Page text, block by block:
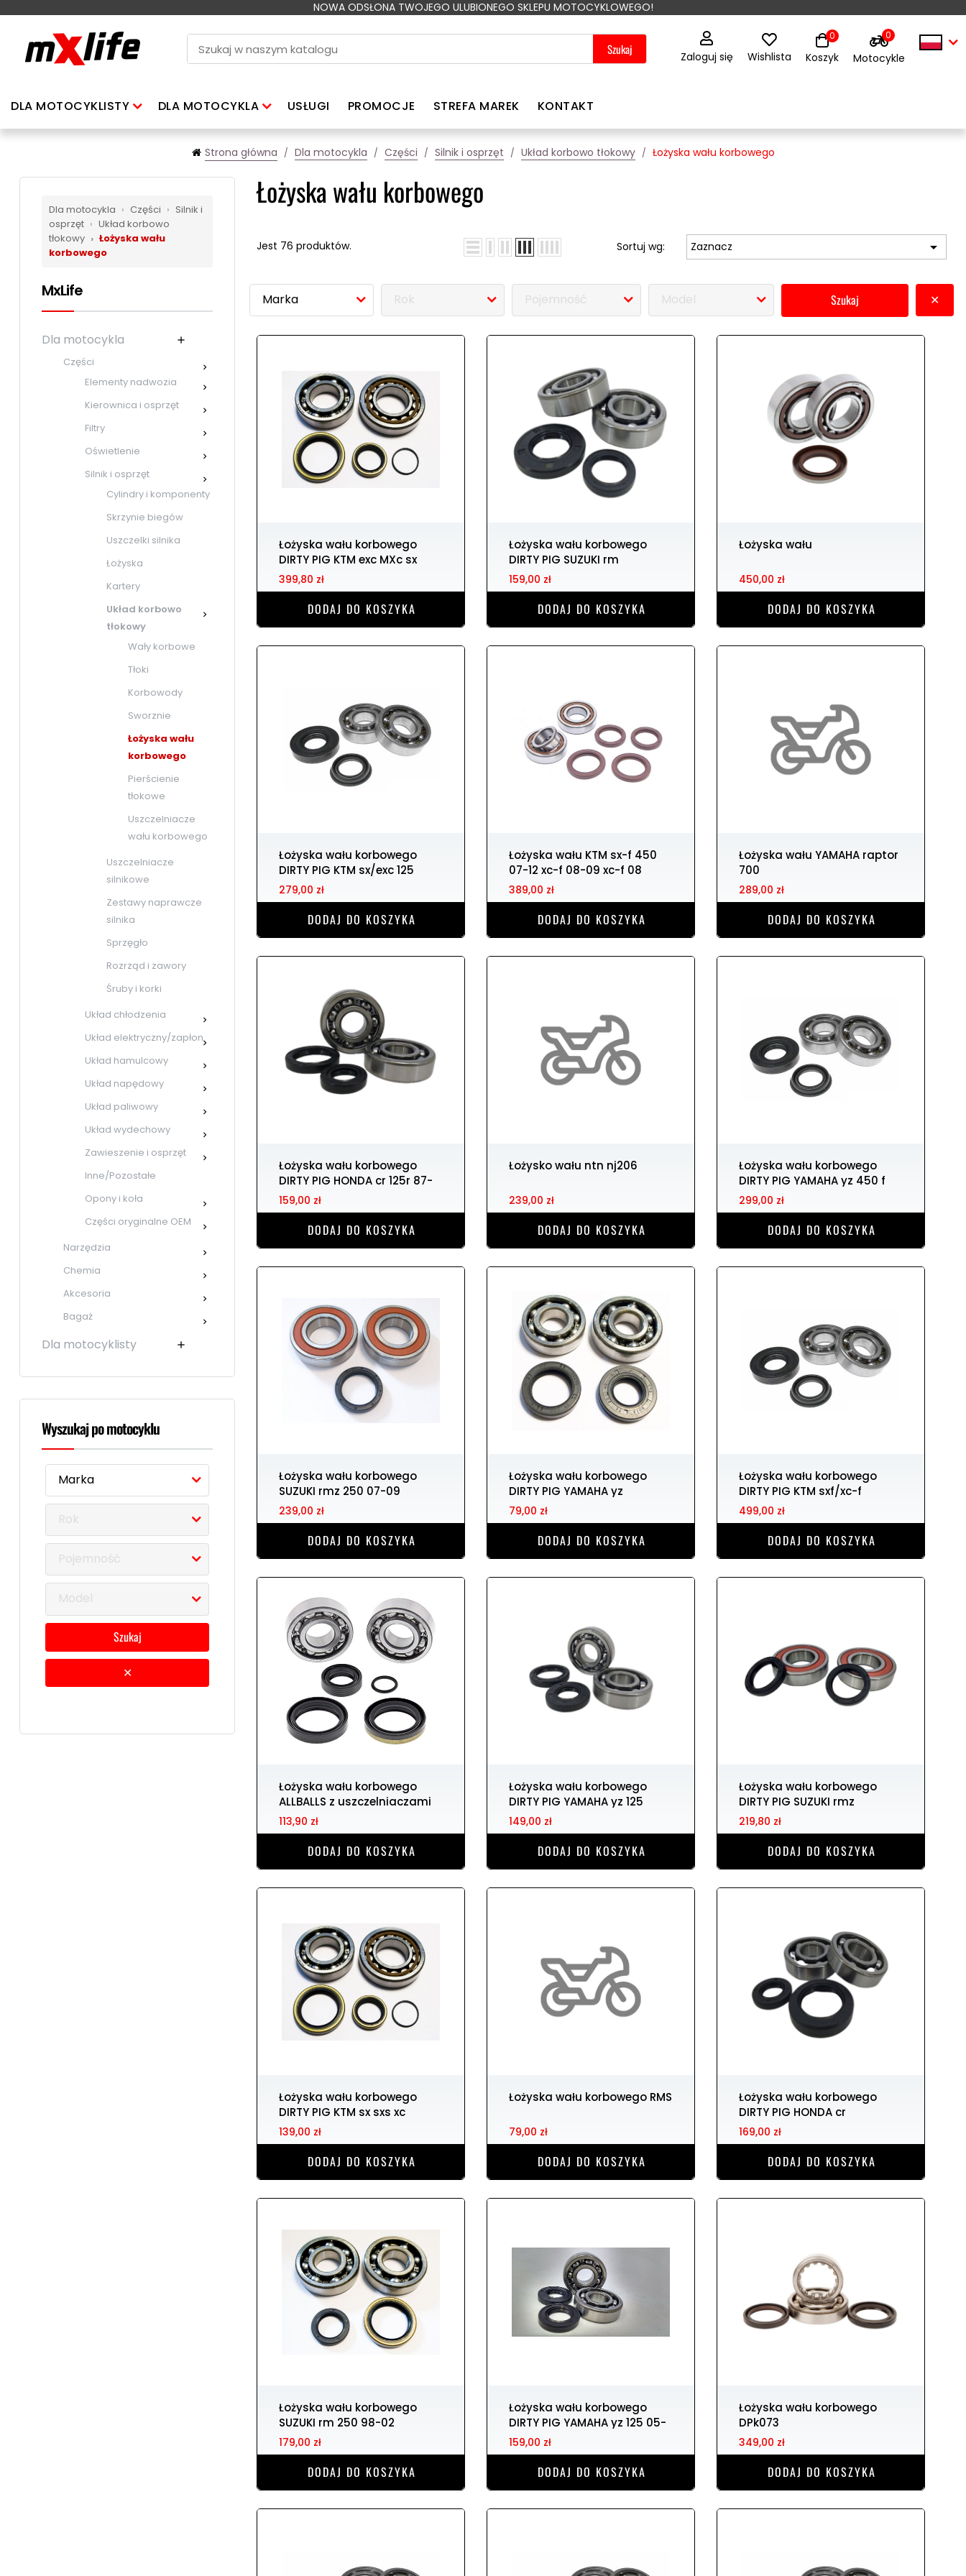
NOWA ODSŁONA TWOJEGO ULUBIONEGO SKLEPU MOTOCYKLOWEGO!
Szukaj Zaloguj się Wishlista Koszyk
0 0
Motocykle
DLA MOTOCYKLISTY DLA MOTOCYKLA USŁUGI PROMOCJE STREFA MAREK KONTAKT
Strona główna Dla motocykla Części Silnik i osprzęt Układ korbowo tłokowy Łożyska wału korbowego
Dla motocykla › Części › Silnik i
osprzęt › Układ korbowo
tłokowy › Łożyska wału
korbowego
MxLife
Dla motocykla 
Części 
Elementy nadwozia 
Kierownica i osprzęt 
Filtry 
Oświetlenie 
Silnik i osprzęt 
Cylindry i komponenty
Skrzynie biegów
Uszczelki silnika
Łożyska
Kartery
Układ korbowo
tłokowy

Wały korbowe
Tłoki
Korbowody
Sworznie
Łożyska wału
korbowego
Pierścienie
tłokowe
Uszczelniacze
wału korbowego
Uszczelniacze
silnikowe
Zestawy naprawcze
silnika
Sprzęgło
Rozrząd i zawory
Śruby i korki
Układ chłodzenia

Układ elektryczny/zapłon
Układ hamulcowy 
Układ napędowy 
Układ paliwowy 
Układ wydechowy 
Zawieszenie i osprzęt 
Inne/Pozostałe
Opony i koła

Części oryginalne OEM 
Narzędzia 
Chemia 
Akcesoria 
Bagaż 
Dla motocyklisty 
Wyszukaj po motocyklu
Marka
Rok
Pojemność
Model
szukaj
✕
Łożyska wału korbowego
Jest 76 produktów. Sortuj wg: Zaznacz 
Marka Rok Pojemność Model szukaj ✕
Łożyska wału korbowego
DIRTY PIG KTM exc MXc sx
399,80 zł
DODAJ DO KOSZYKA
Łożyska wału korbowego
DIRTY PIG SUZUKI rm
159,00 zł
DODAJ DO KOSZYKA
Łożyska wału
450,00 zł
DODAJ DO KOSZYKA
Łożyska wału korbowego
DIRTY PIG KTM sx/exc 125
279,00 zł
DODAJ DO KOSZYKA
Łożyska wału KTM sx-f 450
07-12 xc-f 08-09 xc-f 08
389,00 zł
DODAJ DO KOSZYKA
Łożyska wału YAMAHA raptor
700
289,00 zł
DODAJ DO KOSZYKA
Łożyska wału korbowego
DIRTY PIG HONDA cr 125r 87-
159,00 zł
DODAJ DO KOSZYKA
Łożysko wału ntn nj206
239,00 zł
DODAJ DO KOSZYKA
Łożyska wału korbowego
DIRTY PIG YAMAHA yz 450 f
299,00 zł
DODAJ DO KOSZYKA
Łożyska wału korbowego
SUZUKI rmz 250 07-09
239,00 zł
DODAJ DO KOSZYKA
Łożyska wału korbowego
DIRTY PIG YAMAHA yz
79,00 zł
DODAJ DO KOSZYKA
Łożyska wału korbowego
DIRTY PIG KTM sxf/xc-f
499,00 zł
DODAJ DO KOSZYKA
Łożyska wału korbowego
ALLBALLS z uszczelniaczami
113,90 zł
DODAJ DO KOSZYKA
Łożyska wału korbowego
DIRTY PIG YAMAHA yz 125
149,00 zł
DODAJ DO KOSZYKA
Łożyska wału korbowego
DIRTY PIG SUZUKI rmz
219,80 zł
DODAJ DO KOSZYKA
Łożyska wału korbowego
DIRTY PIG KTM sx sxs xc
139,00 zł
DODAJ DO KOSZYKA
Łożyska wału korbowego RMS
79,00 zł
DODAJ DO KOSZYKA
Łożyska wału korbowego
DIRTY PIG HONDA cr
169,00 zł
DODAJ DO KOSZYKA
Łożyska wału korbowego
SUZUKI rm 250 98-02
179,00 zł
DODAJ DO KOSZYKA
Łożyska wału korbowego
DIRTY PIG YAMAHA yz 125 05-
159,00 zł
DODAJ DO KOSZYKA
Łożyska wału korbowego
DPk073
349,00 zł
DODAJ DO KOSZYKA